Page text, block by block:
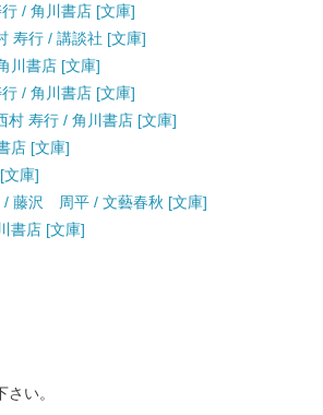
/ 角川書店 [文庫]
寿行 / 講談社 [文庫]
川書店 [文庫]
/ 角川書店 [文庫]
村 寿行 / 角川書店 [文庫]
店 [文庫]
文庫]
/ 藤沢 周平 / 文藝春秋 [文庫]
書店 [文庫]
い。